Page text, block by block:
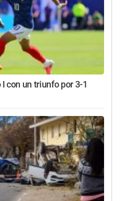
con un triunfo por 3-1